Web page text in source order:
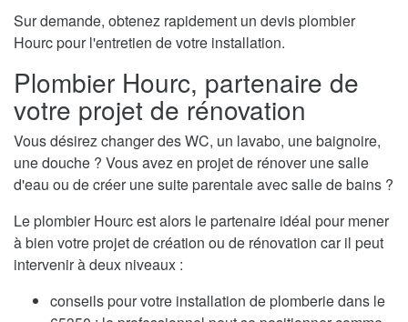
Sur demande, obtenez rapidement un devis plombier
Hourc pour l'entretien de votre installation.
Plombier Hourc, partenaire de
votre projet de rénovation
Vous désirez changer des WC, un lavabo, une baignoire,
une douche ? Vous avez en projet de rénover une salle
d'eau ou de créer une suite parentale avec salle de bains ?
Le plombier Hourc est alors le partenaire idéal pour mener
à bien votre projet de création ou de rénovation car il peut
intervenir à deux niveaux :
conseils pour votre installation de plomberie dans le